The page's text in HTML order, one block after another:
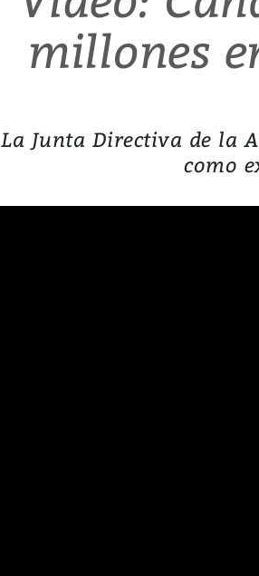
millones
La Junta Directiva de la
como